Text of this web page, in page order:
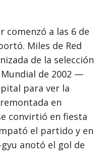
comenzó a las 6 de
Miles de Red
de la selección
de 2002 —
para ver la
en
convirtió en fiesta
el partido y en
anotó el gol de